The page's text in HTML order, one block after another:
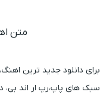
متن
برای دانلود جدید ترین
سبک های پاپ،رپ ار اند بی،